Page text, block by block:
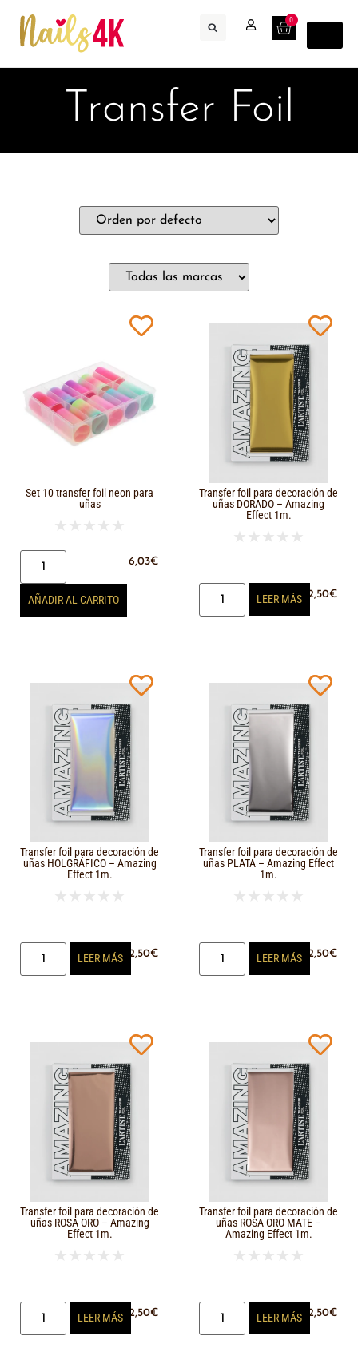
0
Transfer Foil
Set 10 transfer foil neon para
uñas
★ ★ ★ ★ ★
6,03€
AÑADIR AL CARRITO
Transfer foil para decoración de
uñas DORADO – Amazing
Effect 1m.
★ ★ ★ ★ ★
2,50€
LEER MÁS
Transfer foil para decoración de
uñas HOLGRÁFICO – Amazing
Effect 1m.
★ ★ ★ ★ ★
2,50€
LEER MÁS
Transfer foil para decoración de
uñas PLATA – Amazing Effect
1m.
★ ★ ★ ★ ★
2,50€
LEER MÁS
Transfer foil para decoración de
uñas ROSA ORO – Amazing
Effect 1m.
★ ★ ★ ★ ★
2,50€
LEER MÁS
Transfer foil para decoración de
uñas ROSA ORO MATE –
Amazing Effect 1m.
★ ★ ★ ★ ★
2,50€
LEER MÁS